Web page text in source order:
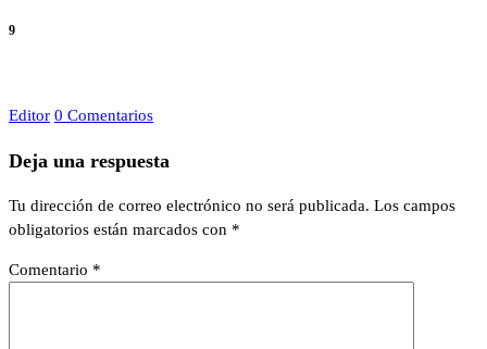
9
Editor 0 Comentarios
Deja una respuesta
Tu dirección de correo electrónico no será publicada. Los campos
obligatorios están marcados con *
Comentario *